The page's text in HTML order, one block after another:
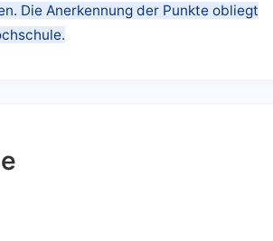
Die Anerkennung der Punkte obliegt